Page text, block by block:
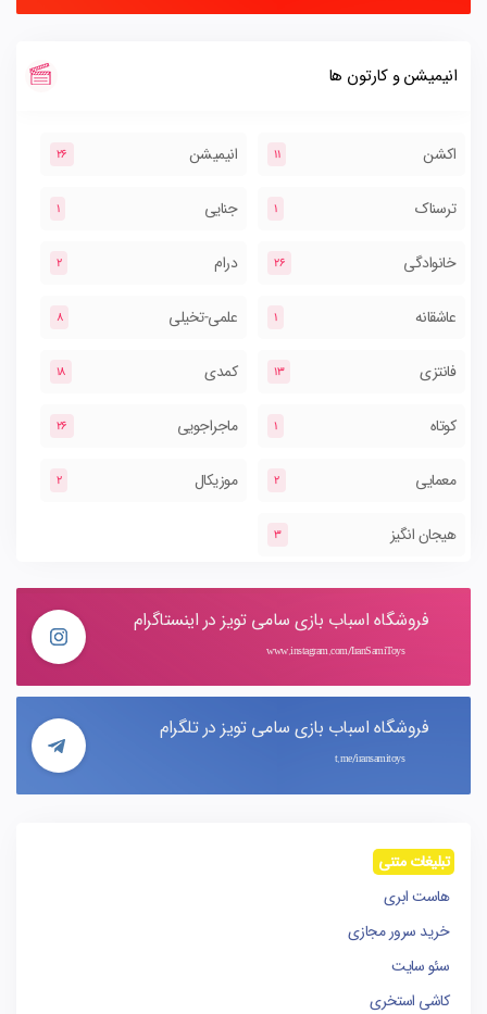
انیمیشن و کارتون ها
اکشن 11 انیمیشن 26
ترسناک 1 جنایی 1
خانوادگی 26 درام 2
عاشقانه 1 علمی-تخیلی 8
فانتزی 13 کمدی 18
کوتاه 1 ماجراجویی 26
معمایی 2 موزیکال 2
هیجان انگیز 3
فروشگاه اسباب بازی سامی تویز در اینستاگرام
www.instagram.com/IranSamiToys
فروشگاه اسباب بازی سامی تویز در تلگرام
t.me/iransamitoys
تبلیغات متنی
هاست ابری
خرید سرور مجازی
سئو سایت
کاشی استخری